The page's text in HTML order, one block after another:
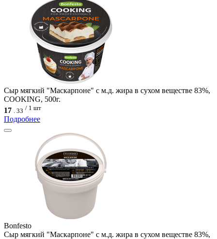
Сыр мягкий "Маскарпоне" с м.д. жира в сухом веществе 83%,
COOKING, 500г.
17
33 / 1 шт
Подробнее
Bonfesto
Сыр мягкий "Маскарпоне" с м.д. жира в сухом веществе 83%,